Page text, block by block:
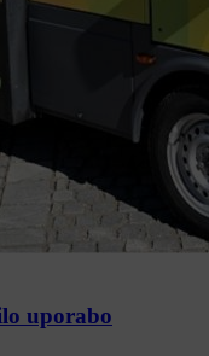
uporabo